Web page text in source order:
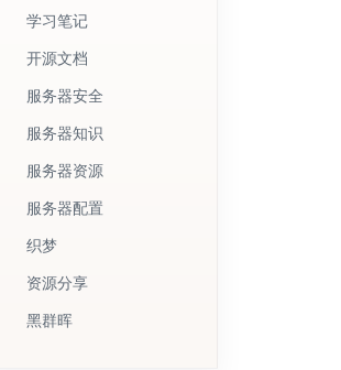
学习笔记
开源文档
服务器安全
服务器知识
服务器资源
服务器配置
织梦
资源分享
黑群晖